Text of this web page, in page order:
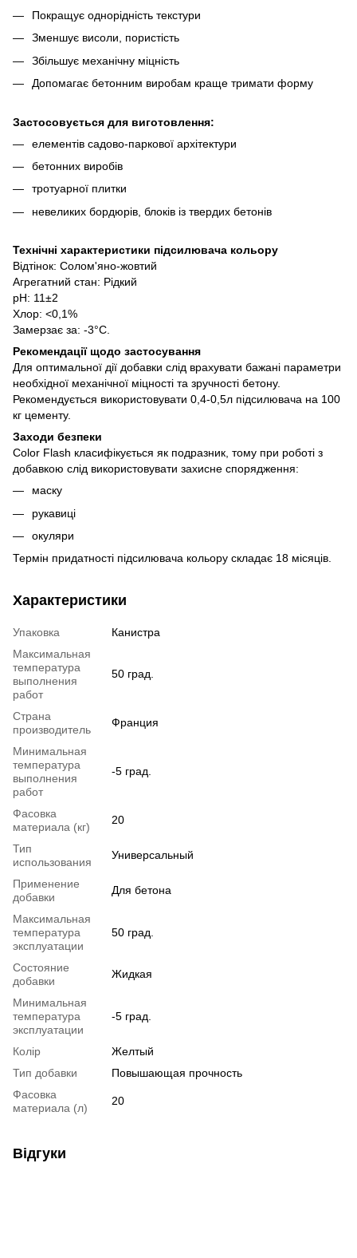
Покращує однорідність текстури
Зменшує висоли, пористість
Збільшує механічну міцність
Допомагає бетонним виробам краще тримати форму
Застосовується для виготовлення:
елементів садово-паркової архітектури
бетонних виробів
тротуарної плитки
невеликих бордюрів, блоків із твердих бетонів
Технічні характеристики підсилювача кольору
Відтінок: Солом'яно-жовтий
Агрегатний стан: Рідкий
pH: 11±2
Хлор: <0,1%
Замерзає за: -3°C.
Рекомендації щодо застосування
Для оптимальної дії добавки слід врахувати бажані параметри
необхідної механічної міцності та зручності бетону.
Рекомендується використовувати 0,4-0,5л підсилювача на 100
кг цементу.
Заходи безпеки
Color Flash класифікується як подразник, тому при роботі з
добавкою слід використовувати захисне спорядження:
маску
рукавиці
окуляри
Термін придатності підсилювача кольору складає 18 місяців.
Характеристики
Упаковка
Канистра
Максимальная
температура
выполнения
работ
50 град.
Страна
производитель
Франция
Минимальная
температура
выполнения
работ
-5 град.
Фасовка
материала (кг)
20
Тип
использования
Универсальный
Применение
добавки
Для бетона
Максимальная
температура
эксплуатации
50 град.
Состояние
добавки
Жидкая
Минимальная
температура
эксплуатации
-5 град.
Колір
Желтый
Тип добавки
Повышающая прочность
Фасовка
материала (л)
20
Відгуки